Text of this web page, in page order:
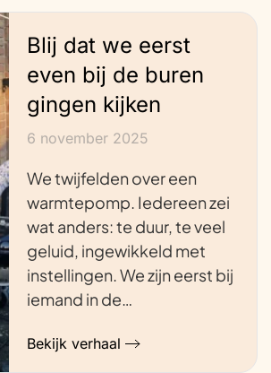
Blij dat we eerst
even bij de buren
gingen kijken
6 november 2025
We twijfelden over een
warmtepomp. Iedereen zei
wat anders: te duur, te veel
geluid, ingewikkeld met
instellingen. We zijn eerst bij
iemand in de…
Bekijk verhaal